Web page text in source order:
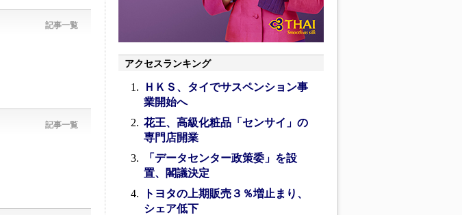
記事一覧
記事一覧
アクセスランキング
ＨＫＳ、タイでサスペンション事
業開始へ
花王、高級化粧品「センサイ」の
専門店開業
「データセンター政策委」を設
置、閣議決定
トヨタの上期販売３％増止まり、
シェア低下